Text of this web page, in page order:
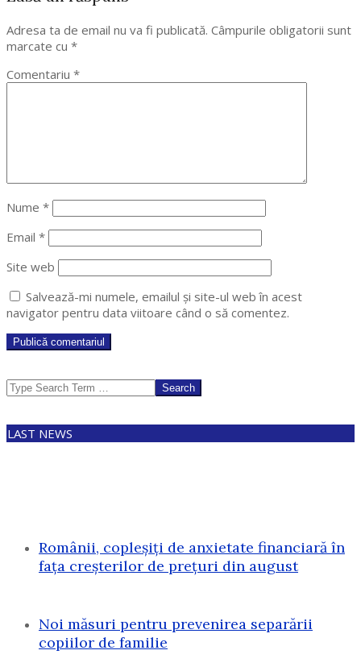
Adresa ta de email nu va fi publicată. Câmpurile obligatorii sunt
marcate cu *
Comentariu *
Nume *
Email *
Site web
Salvează-mi numele, emailul și site-ul web în acest
navigator pentru data viitoare când o să comentez.
Search
LAST NEWS
Românii, copleșiți de anxietate financiară în
fața creșterilor de prețuri din august
Noi măsuri pentru prevenirea separării
copiilor de familie